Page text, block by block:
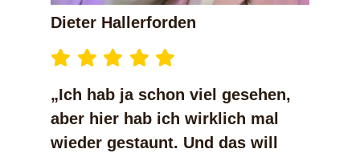
Dieter Hallerforden
„Ich hab ja schon viel gesehen,
aber hier hab ich wirklich mal
wieder gestaunt. Und das will